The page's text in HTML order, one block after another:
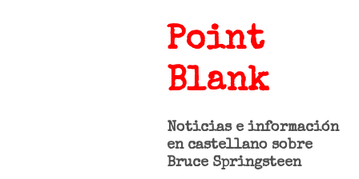
Point
Blank
Noticias e información
en castellano sobre
Bruce Springsteen